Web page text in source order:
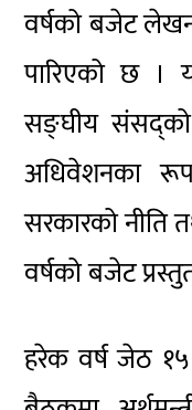
वर्षको बजेट
पारिएको छ ।
सङ्घीय
अधिवेशनका
सरकारको नीति
वर्षको बजेट
हरेक वर्ष जेठ